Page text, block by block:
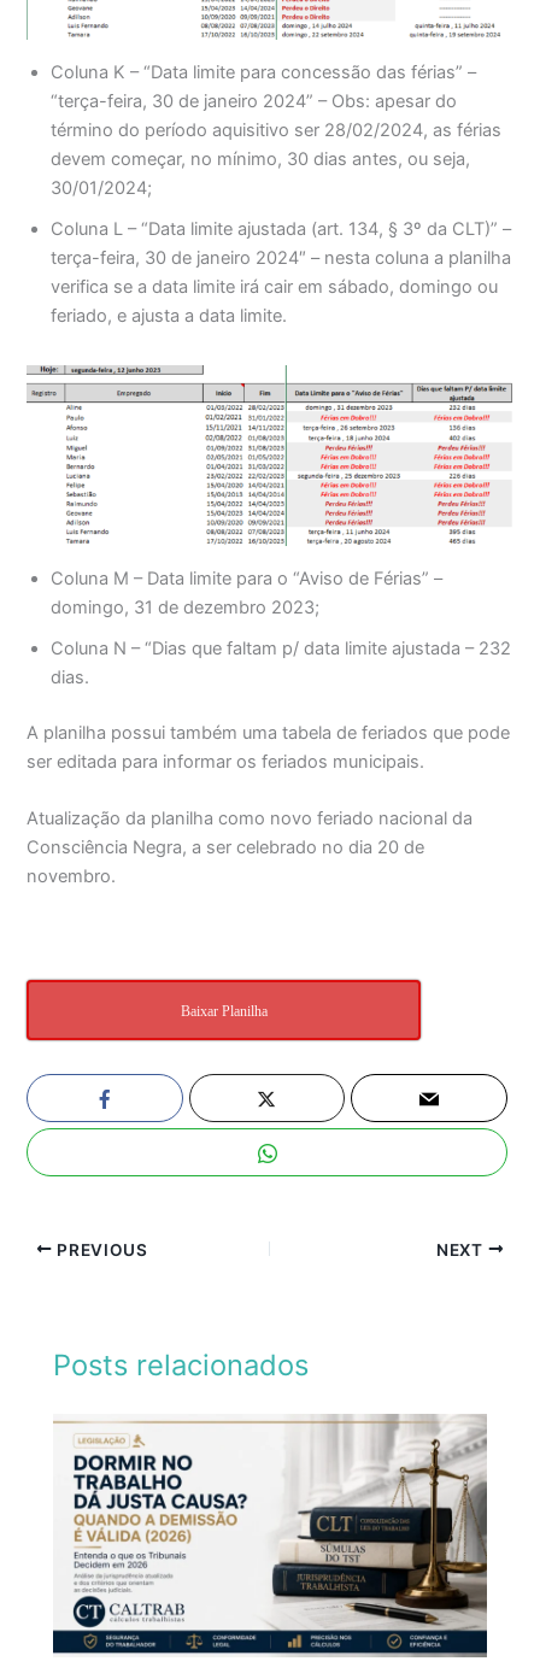
Coluna K – “Data limite para concessão das férias” –
“terça-feira, 30 de janeiro 2024” – Obs: apesar do
término do período aquisitivo ser 28/02/2024, as férias
devem começar, no mínimo, 30 dias antes, ou seja,
30/01/2024;
Coluna L – “Data limite ajustada (art. 134, § 3º da CLT)” –
terça-feira, 30 de janeiro 2024″ – nesta coluna a planilha
verifica se a data limite irá cair em sábado, domingo ou
feriado, e ajusta a data limite.
Coluna M – Data limite para o “Aviso de Férias” –
domingo, 31 de dezembro 2023;
Coluna N – “Dias que faltam p/ data limite ajustada – 232
dias.
A planilha possui também uma tabela de feriados que pode
ser editada para informar os feriados municipais.
Atualização da planilha como novo feriado nacional da
Consciência Negra, a ser celebrado no dia 20 de
novembro.
Baixar Planilha
PREVIOUS NEXT
Posts relacionados